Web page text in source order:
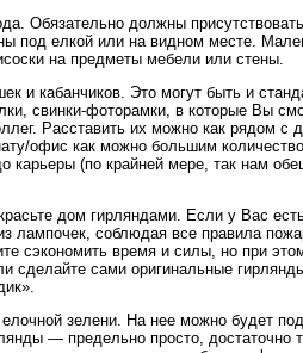
Обязательно должны
под елкой или на видном месте.
на предметы мебели или стены.
и кабанчиков. Это могут быть и
свинки-фоторамки, в которые Вы
Расставить их можно как рядом с
офис как можно большим
карьеры (по крайней мере, так нам
дом гирляндами. Если у Вас
лампочек, соблюдая все правила
сэкономить время и силы, но при
сделайте сами оригинальные
зелени. На нее можно будет
— предельно просто, достаточно